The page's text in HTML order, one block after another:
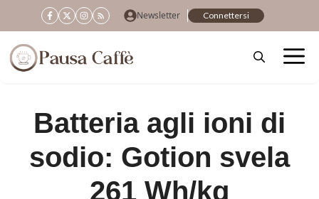
al
contenuto
Newsletter Connettersi
Batteria agli ioni di
sodio: Gotion svela
261 Wh/kg